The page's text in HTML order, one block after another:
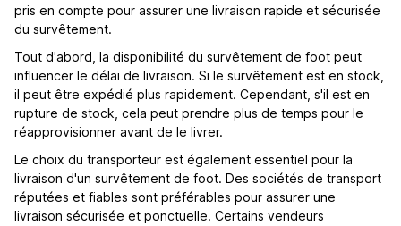
pris en compte pour assurer une livraison rapide et sécurisée
du survêtement.
Tout d'abord, la disponibilité du survêtement de foot peut
influencer le délai de livraison. Si le survêtement est en stock,
il peut être expédié plus rapidement. Cependant, s'il est en
rupture de stock, cela peut prendre plus de temps pour le
réapprovisionner avant de le livrer.
Le choix du transporteur est également essentiel pour la
livraison d'un survêtement de foot. Des sociétés de transport
réputées et fiables sont préférables pour assurer une
livraison sécurisée et ponctuelle. Certains vendeurs